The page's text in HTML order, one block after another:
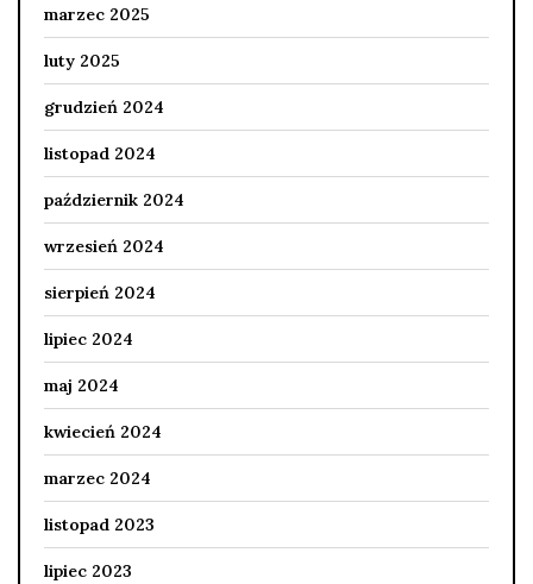
marzec 2025
luty 2025
grudzień 2024
listopad 2024
październik 2024
wrzesień 2024
sierpień 2024
lipiec 2024
maj 2024
kwiecień 2024
marzec 2024
listopad 2023
lipiec 2023